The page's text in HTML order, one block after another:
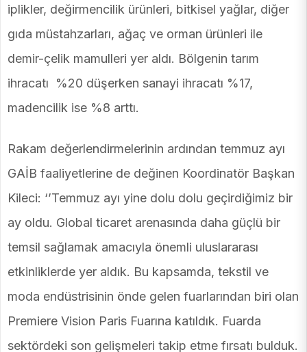
iplikler, değirmencilik ürünleri, bitkisel yağlar, diğer
gıda müstahzarları, ağaç ve orman ürünleri ile
demir-çelik mamulleri yer aldı. Bölgenin tarım
ihracatı %20 düşerken sanayi ihracatı %17,
madencilik ise %8 arttı.
Rakam değerlendirmelerinin ardından temmuz ayı
GAİB faaliyetlerine de değinen Koordinatör Başkan
Kileci: ‘’Temmuz ayı yine dolu dolu geçirdiğimiz bir
ay oldu. Global ticaret arenasında daha güçlü bir
temsil sağlamak amacıyla önemli uluslararası
etkinliklerde yer aldık. Bu kapsamda, tekstil ve
moda endüstrisinin önde gelen fuarlarından biri olan
Premiere Vision Paris Fuarına katıldık. Fuarda
sektördeki son gelişmeleri takip etme fırsatı bulduk.